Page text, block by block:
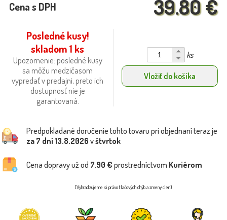
39.80 €
Cena s DPH
Posledné kusy!
skladom 1 ks
Upozornenie: posledné kusy
sa môžu medzičasom
vypredať v predajni, preto ich
dostupnosť nie je
garantovaná.
ks
Vložiť do košíka
Predpokladané doručenie tohto tovaru pri objednaní teraz je
za 7 dní13.8.2026 vštvrtok
Cena dopravy už od 7.90 € prostredníctvom Kuriérom
(Vyhradzujeme si právo tlačových chýb a zmeny cien)